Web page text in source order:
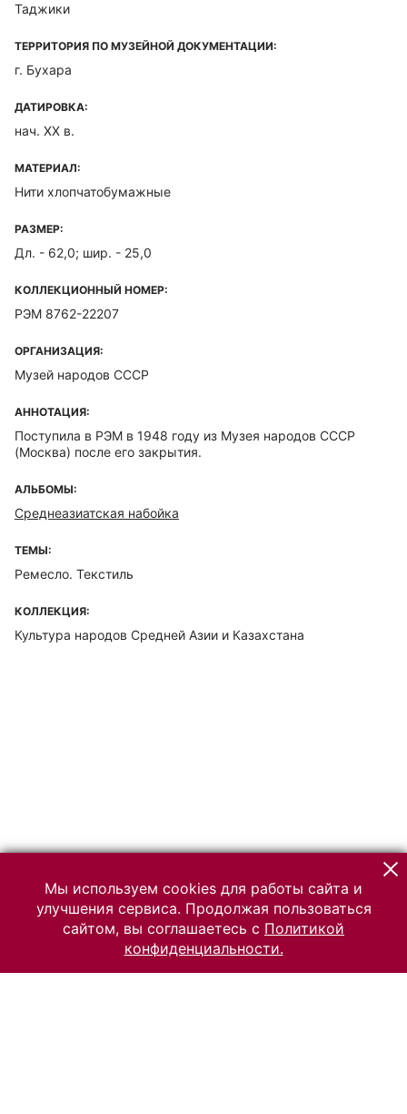
Таджики
ТЕРРИТОРИЯ ПО МУЗЕЙНОЙ ДОКУМЕНТАЦИИ:
г. Бухара
ДАТИРОВКА:
нач. XX в.
МАТЕРИАЛ:
Нити хлопчатобумажные
РАЗМЕР:
Дл. - 62,0; шир. - 25,0
КОЛЛЕКЦИОННЫЙ НОМЕР:
РЭМ 8762-22207
ОРГАНИЗАЦИЯ:
Музей народов СССР
АННОТАЦИЯ:
Поступила в РЭМ в 1948 году из Музея народов СССР
(Москва) после его закрытия.
АЛЬБОМЫ:
Среднеазиатская набойка
ТЕМЫ:
Ремесло. Текстиль
КОЛЛЕКЦИЯ:
Культура народов Средней Азии и Казахстана
Мы используем cookies для работы сайта и
улучшения сервиса. Продолжая пользоваться
сайтом, вы соглашаетесь с Политикой
конфиденциальности.